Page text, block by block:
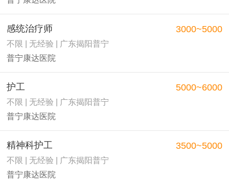
感统治疗师
不限 | 无经验 | 广东揭阳普宁
普宁康达医院
3000~5000
护工
不限 | 无经验 | 广东揭阳普宁
普宁康达医院
5000~6000
精神科护工
不限 | 无经验 | 广东揭阳普宁
普宁康达医院
3500~5000